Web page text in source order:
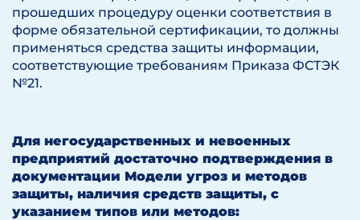
прошедших процедуру оценки соответствия в
форме обязательной сертификации, то должны
применяться средства защиты информации,
соответствующие требованиям Приказа ФСТЭК
№21.
Для негосударственных и невоенных
предприятий достаточно подтверждения в
документации Модели угроз и методов
защиты, наличия средств защиты, с
указанием типов или методов: